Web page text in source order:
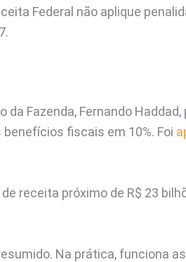
Federal não aplique
Fazenda, Fernando
fiscais em 10%. Foi
receita próximo de R$ 23
Na prática, funciona